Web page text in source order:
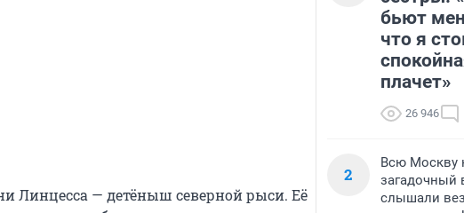
Линцесса — детёныш северной рыси. Её
бьют
что я
плачет»
26 946
2
Всю Москву
загадочный
слышали